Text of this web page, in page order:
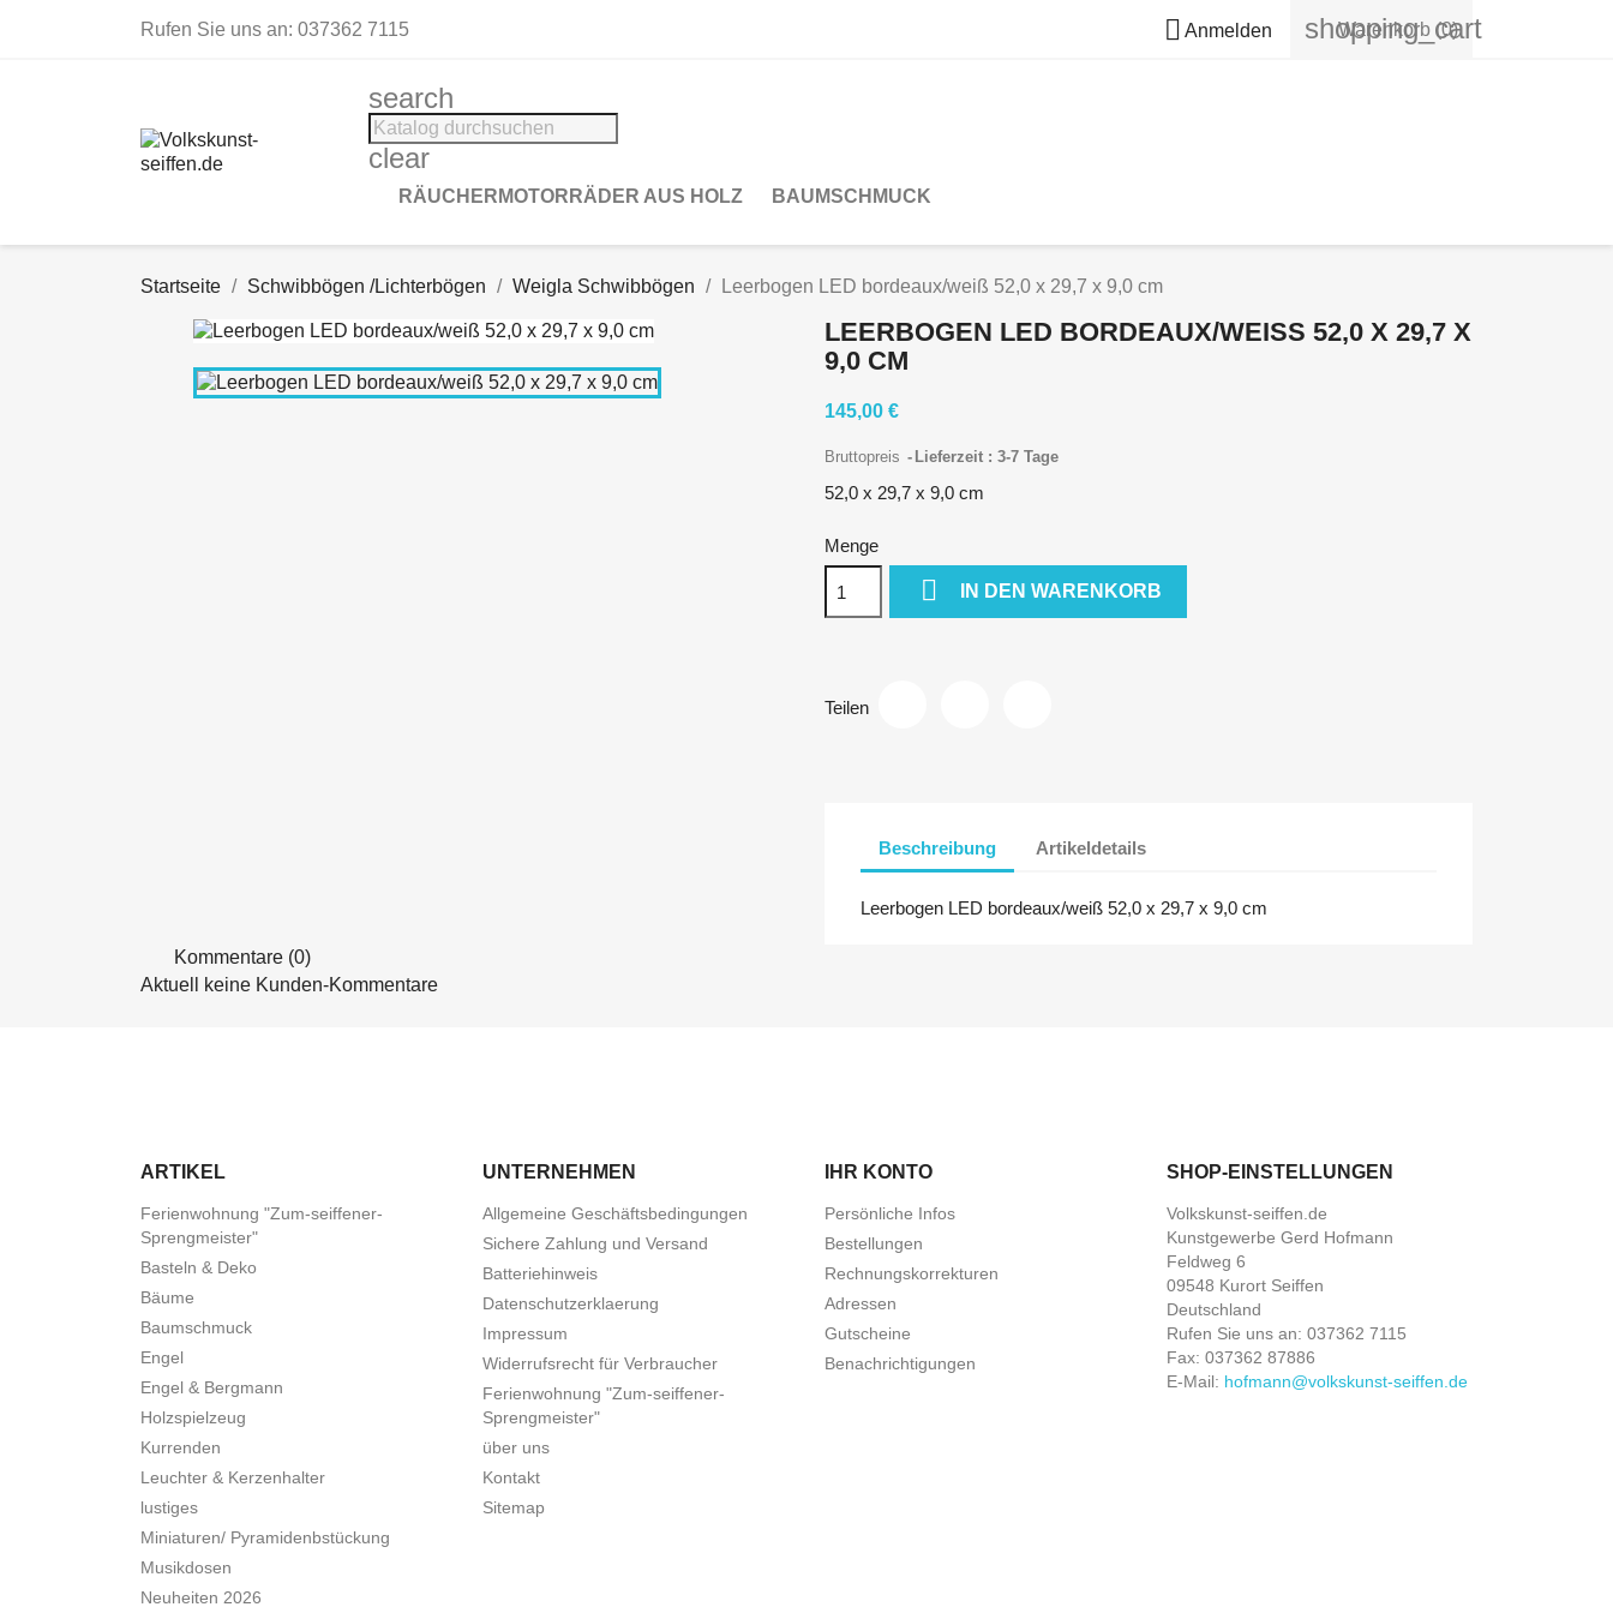
Rufen Sie uns an: 037362 7115  Anmelden shopping_cart
Warenkorb (0)
search
clear
RÄUCHERMOTORRÄDER AUS HOLZ BAUMSCHMUCK
Startseite Schwibbögen /Lichterbögen Weigla Schwibbögen Leerbogen LED bordeaux/weiß 52,0 x 29,7 x 9,0 cm
LEERBOGEN LED BORDEAUX/WEISS 52,0 X 29,7 X 9
,0 CM
145,00 €
Bruttopreis Lieferzeit : 3-7 Tage
52,0 x 29,7 x 9,0 cm
Menge
 IN DEN WARENKORB
Teilen
Beschreibung Artikeldetails
Leerbogen LED bordeaux/weiß 52,0 x 29,7 x 9,0 cm
Kommentare (0)
Aktuell keine Kunden-Kommentare
ARTIKEL
Ferienwohnung "Zum-seiffener-
Sprengmeister"
Basteln & Deko
Bäume
Baumschmuck
Engel
Engel & Bergmann
Holzspielzeug
Kurrenden
Leuchter & Kerzenhalter
lustiges
Miniaturen/ Pyramidenbstückung
Musikdosen
Neuheiten 2026
UNTERNEHMEN
Allgemeine Geschäftsbedingungen
Sichere Zahlung und Versand
Batteriehinweis
Datenschutzerklaerung
Impressum
Widerrufsrecht für Verbraucher
Ferienwohnung "Zum-seiffener-
Sprengmeister"
über uns
Kontakt
Sitemap
IHR KONTO
Persönliche Infos
Bestellungen
Rechnungskorrekturen
Adressen
Gutscheine
Benachrichtigungen
SHOP-EINSTELLUNGEN
Volkskunst-seiffen.de
Kunstgewerbe Gerd Hofmann
Feldweg 6
09548 Kurort Seiffen
Deutschland
Rufen Sie uns an: 037362 7115
Fax: 037362 87886
E-Mail: hofmann@volkskunst-seiffen.de